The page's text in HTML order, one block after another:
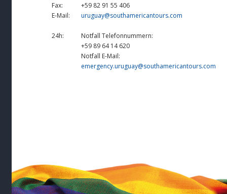
Fax:
E-Mail:
24h:
+59 82 91 55 406
uruguay@southamericantours.com
Notfall Telefonnummern:
+59 89 64 14 620
Notfall E-Mail:
emergency.uruguay@southamericantours.com